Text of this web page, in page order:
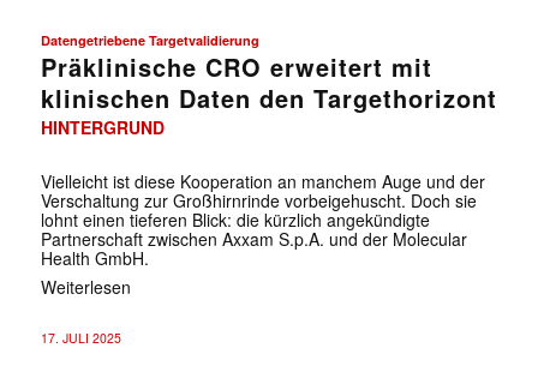
Datengetriebene Targetvalidierung
Präklinische CRO erweitert mit
klinischen Daten den Targethorizont
HINTERGRUND
Vielleicht ist diese Kooperation an manchem Auge und der
Verschaltung zur Großhirnrinde vorbeigehuscht. Doch sie
lohnt einen tieferen Blick: die kürzlich angekündigte
Partnerschaft zwischen Axxam S.p.A. und der Molecular
Health GmbH.
Weiterlesen
17. JULI 2025